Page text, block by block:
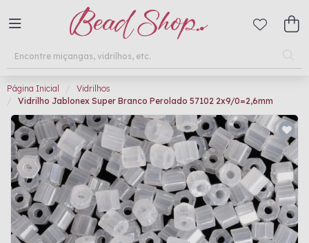
Página Inicial
Vidrilhos
Vidrilho Jablonex Super Branco Perolado 57102 2x9/0=2,6mm